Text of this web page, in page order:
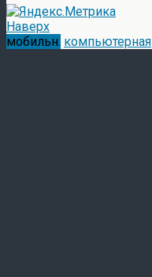
Наверх
мобильн. компьютерная